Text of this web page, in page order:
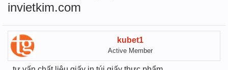
invietkim.com
kubet1
Active Member